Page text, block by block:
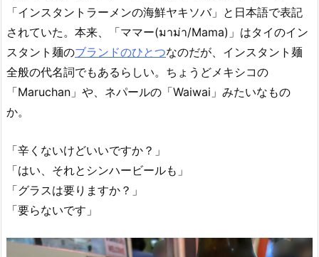
「インスタントラーメンの海鮮ヤキソバ」と日本語で表記
されていた。本来、「ママー(มาม่า/Mama)」はタイのイン
スタント麺のブランドのひとつなのだが、インスタント麺
全般の代名詞でもあるらしい。ちょうどメキシコの
「Maruchan」や、ネパールの「Waiwai」みたいなもの
か。
「辛くないけどいいですか？」
「はい、それとシンハービールも」
「グラスは要りますか？」
「要らないです」